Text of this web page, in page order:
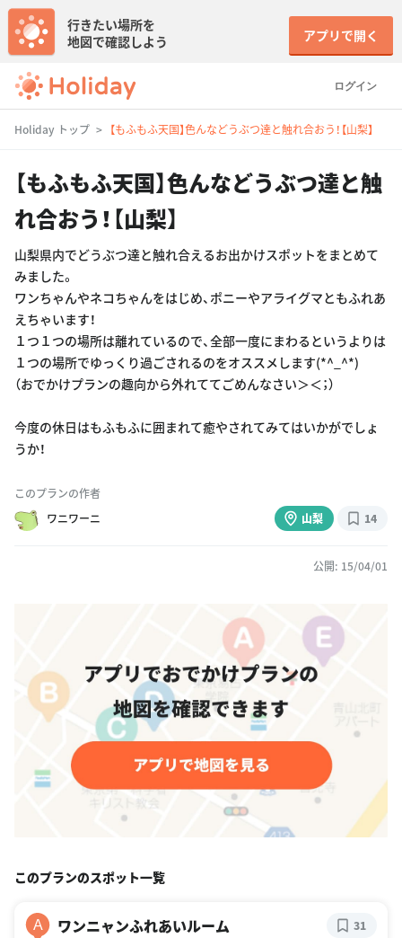
ログイン
行きたい場所を
地図で確認しよう
アプリで開く
Holiday トップ 【もふもふ天国】色んなどうぶつ達と触れ合おう！【山梨】
【もふもふ天国】色んなどうぶつ達と触
れ合おう！【山梨】
山梨県内でどうぶつ達と触れ合えるお出かけスポットをまとめて
みました。
ワンちゃんやネコちゃんをはじめ、ポニーやアライグマともふれあ
えちゃいます！
１つ１つの場所は離れているので、全部一度にまわるというよりは
１つの場所でゆっくり過ごされるのをオススメします(*^_^*)
（おでかけプランの趣向から外れててごめんなさい＞＜；）
今度の休日はもふもふに囲まれて癒やされてみてはいかがでしょ
うか！
このプランの作者
ワニワーニ
山梨 14
公開: 15/04/01
このプランのスポット一覧
A ワンニャンふれあいルーム 31